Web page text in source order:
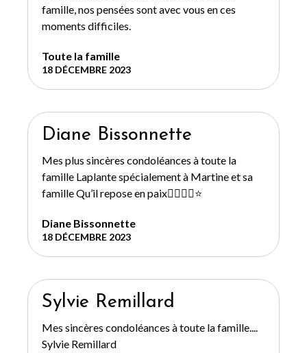
famille, nos pensées sont avec vous en ces
moments difficiles.
Toute la famille
18 DÉCEMBRE 2023
Diane Bissonnette
Mes plus sincères condoléances à toute la
famille Laplante spécialement à Martine et sa
famille Qu’il repose en paix🧚‍♀️🧚‍♀️⭐️
Diane Bissonnette
18 DÉCEMBRE 2023
Sylvie Remillard
Mes sincères condoléances à toute la famille....
Sylvie Remillard